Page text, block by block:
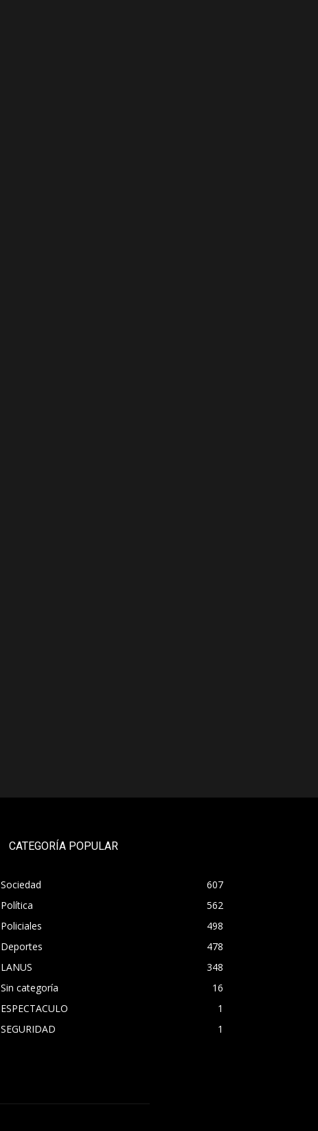
CATEGORÍA POPULAR
Sociedad
607
Política
562
Policiales
498
Deportes
478
LANUS
348
Sin categoría
16
ESPECTACULO
1
SEGURIDAD
1